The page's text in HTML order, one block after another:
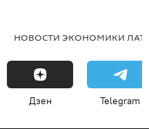
НОВОСТИ ЭКОНОМИКИ
Дзен Telegram